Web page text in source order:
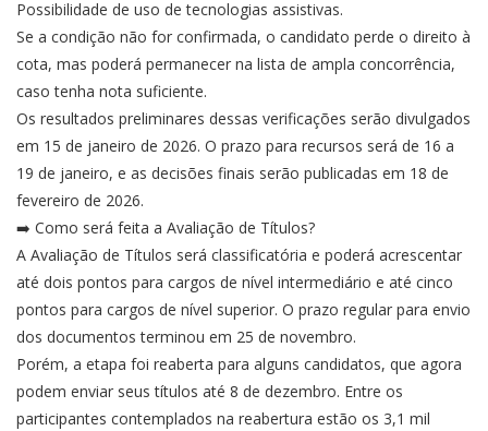
Possibilidade de uso de tecnologias assistivas.
Se a condição não for confirmada, o candidato perde o direito à
cota, mas poderá permanecer na lista de ampla concorrência,
caso tenha nota suficiente.
Os resultados preliminares dessas verificações serão divulgados
em 15 de janeiro de 2026. O prazo para recursos será de 16 a
19 de janeiro, e as decisões finais serão publicadas em 18 de
fevereiro de 2026.
➡️ Como será feita a Avaliação de Títulos?
A Avaliação de Títulos será classificatória e poderá acrescentar
até dois pontos para cargos de nível intermediário e até cinco
pontos para cargos de nível superior. O prazo regular para envio
dos documentos terminou em 25 de novembro.
Porém, a etapa foi reaberta para alguns candidatos, que agora
podem enviar seus títulos até 8 de dezembro. Entre os
participantes contemplados na reabertura estão os 3,1 mil